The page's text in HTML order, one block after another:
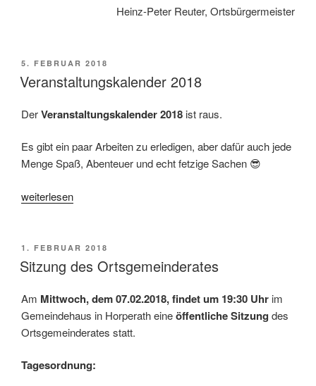
Heinz-Peter Reuter, Ortsbürgermeister
VERÖFFENTLICHT
AM
5. FEBRUAR 2018
Veranstaltungskalender 2018
DerVeranstaltungskalender 2018 ist raus.
Es gibt ein paar Arbeiten zu erledigen, aber dafür auch jede
Menge Spaß, Abenteuer und echt fetzige Sachen 😎
„Veranstaltungskalender
weiterlesen
VERÖFFENTLICHT
AM
1. FEBRUAR 2018
Sitzung des Ortsgemeinderates
Am Mittwoch, dem 07.02.2018, findet um 19:30 Uhr im
Gemeindehaus in Horperath eineöffentliche Sitzung des
Ortsgemeinderates statt.
Tagesordnung: